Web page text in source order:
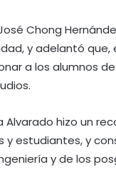
Chong
y adelantó
a los alumnos
hizo un
y estudiantes, y
y de los